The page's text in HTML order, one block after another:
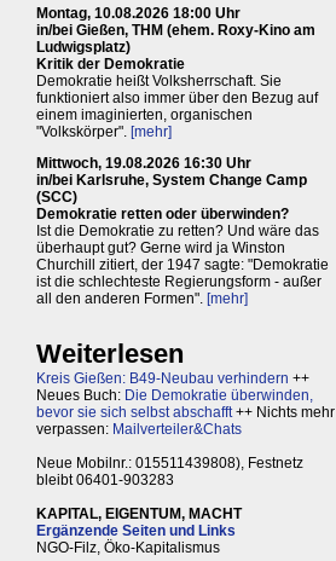
Montag, 10.08.2026 18:00 Uhr
in/bei Gießen, THM (ehem. Roxy-Kino am
Ludwigsplatz)
Kritik der Demokratie
Demokratie heißt Volksherrschaft. Sie
funktioniert also immer über den Bezug auf
einem imaginierten, organischen
"Volkskörper". [mehr]
Mittwoch, 19.08.2026 16:30 Uhr
in/bei Karlsruhe, System Change Camp
(SCC)
Demokratie retten oder überwinden?
Ist die Demokratie zu retten? Und wäre das
überhaupt gut? Gerne wird ja Winston
Churchill zitiert, der 1947 sagte: "Demokratie
ist die schlechteste Regierungsform - außer
all den anderen Formen". [mehr]
Weiterlesen
Kreis Gießen: B49-Neubau verhindern ++
Neues Buch: Die Demokratie überwinden,
bevor sie sich selbst abschafft++ Nichts mehr
verpassen: Mailverteiler&Chats
Neue Mobilnr.: 015511439808), Festnetz
bleibt 06401-903283
KAPITAL, EIGENTUM, MACHT
Ergänzende Seiten und Links
NGO-Filz, Öko-Kapitalismus